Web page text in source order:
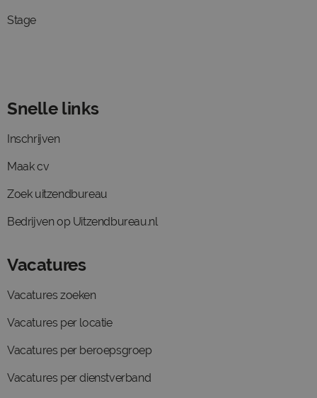
Stage
Snelle links
Inschrijven
Maak cv
Zoek uitzendbureau
Bedrijven op Uitzendbureau.nl
Vacatures
Vacatures zoeken
Vacatures per locatie
Vacatures per beroepsgroep
Vacatures per dienstverband